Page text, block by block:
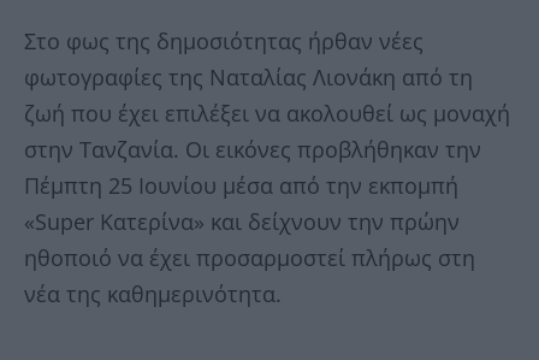
Στο φως της δημοσιότητας ήρθαν νέες
φωτογραφίες της Ναταλίας Λιονάκη από τη
ζωή που έχει επιλέξει να ακολουθεί ως μοναχή
στην Τανζανία. Οι εικόνες προβλήθηκαν την
Πέμπτη 25 Ιουνίου μέσα από την εκπομπή
«Super Κατερίνα» και δείχνουν την πρώην
ηθοποιό να έχει προσαρμοστεί πλήρως στη
νέα της καθημερινότητα.